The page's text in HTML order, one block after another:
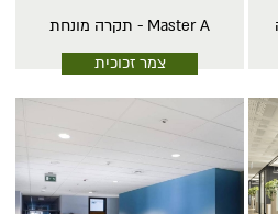
צמר זכוכית
Master A - תקרה מונחת